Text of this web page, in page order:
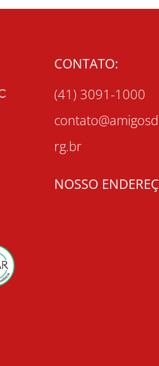
CONTATO:
(41) 3091-1000
rg.br
NOSSO